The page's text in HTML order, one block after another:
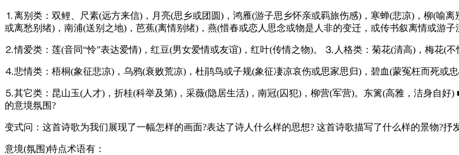
⒈离别类：双鲤、尺素(远方来信)，月亮(思乡或团圆)，鸿雁(游子思乡怀亲或羁旅伤感)，寒蝉(悲凉)，柳(喻
或离愁别绪)，南浦(送别之地)，芭蕉(离情别绪)，燕(惜春或恋人思念或物是人非的变迁，或传书叙离情或游
⒉情爱类：莲(音同“怜”表达爱情)，红豆(男女爱情或友谊)，红叶(传情之物)。 ⒊人格类：菊花(清高)，梅花(
⒋悲情类：梧桐(象征悲凉)，乌鸦(衰败荒凉)，杜鹃鸟或子规(象征凄凉哀伤或思家思归)，碧血(蒙冤枉而死或忠
⒌其它类：昆山玉(人才)，折桂(科举及第)，采薇(隐居生活)，南冠(囚犯)，柳营(军营)。东篱(高雅，洁身自
的意境氛围?
变式问：这首诗歌为我们展现了一幅怎样的画面?表达了诗人什么样的思想? 这首诗歌描写了什么样的景物?抒
意境(氛围)特点术语有：